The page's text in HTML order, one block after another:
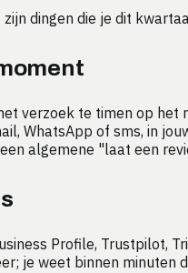
dingen die je dit
verzoek te timen op
WhatsApp of sms, in
algemene "laat een
Profile, Trustpilot,
je weet binnen